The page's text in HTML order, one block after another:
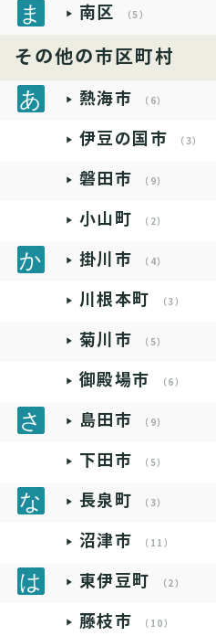
南区 （5）
その他の市区町村
熱海市 （6）
伊豆の国市 （3）
磐田市 （9）
小山町 （2）
掛川市 （4）
川根本町 （3）
菊川市 （5）
御殿場市 （6）
島田市 （9）
下田市 （5）
長泉町 （3）
沼津市 （11）
東伊豆町 （2）
藤枝市 （10）